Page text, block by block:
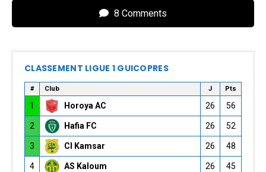
8 Comments
CLASSEMENT LIGUE 1 GUICOPRES
# Club J Pts
1 Horoya AC 26 56
2 Hafia FC 26 52
3 CI Kamsar 26 48
4 AS Kaloum 26 45